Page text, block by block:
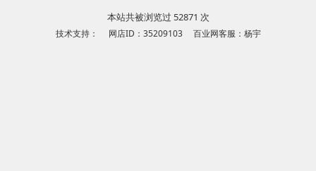
本站共被浏览过 52871 次
技术支持： 网店ID：35209103 百业网客服：杨宇